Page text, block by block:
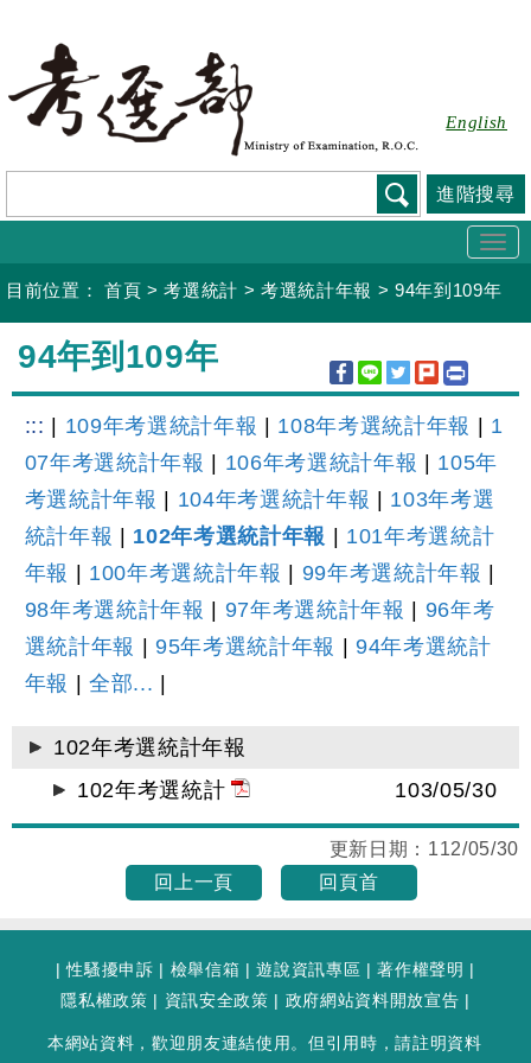
要
容
English
進階搜尋
目前位置： 首頁 >考選統計 >考選統計年報 >94年到109年
94年到109年
::: 109年考選統計年報 108年考選統計年報
1
07年考選統計年報
106年考選統計年報
105年
考選統計年報
104年考選統計年報
103年考選
統計年報
102年考選統計年報
101年考選統計
年報
100年考選統計年報 99年考選統計年報
98年考選統計年報
97年考選統計年報
96年考
選統計年報
|95年考選統計年報 |94年考選統計
年報
|全部...
102年考選統計年報
102年考選統計
103/05/30
更新日期： 112/05/30
回上一頁
回頁首
|性騷擾申訴 | 檢舉信箱 |遊說資訊專區 |著作權聲明 |
隱私權政策 | 資訊安全政策 | 政府網站資料開放宣告 |
本網站資料，歡迎朋友連結使用。但引用時，請註明資料